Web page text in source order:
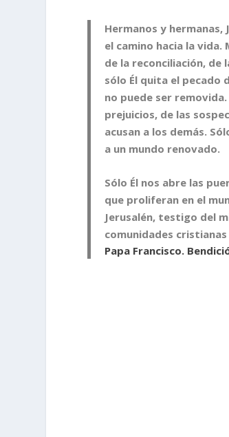
Hermanos y
el camino hacia la vida.
de la reconciliación, de
sólo Él quita el pecado
no puede ser
prejuicios, de las
acusan a los demás.
a un mundo renovado.
Sólo Él nos abre las
que proliferan en el
Jerusalén, testigo del
comunidades
Papa Francisco.